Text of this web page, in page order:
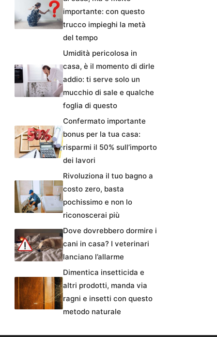
importante: con questo
trucco impieghi la metà
del tempo
Umidità pericolosa in
casa, è il momento di dirle
addio: ti serve solo un
mucchio di sale e qualche
foglia di questo
Confermato importante
bonus per la tua casa:
risparmi il 50% sull’importo
dei lavori
Rivoluziona il tuo bagno a
costo zero, basta
pochissimo e non lo
riconoscerai più
Dove dovrebbero dormire i
cani in casa? I veterinari
lanciano l’allarme
Dimentica insetticida e
altri prodotti, manda via
ragni e insetti con questo
metodo naturale